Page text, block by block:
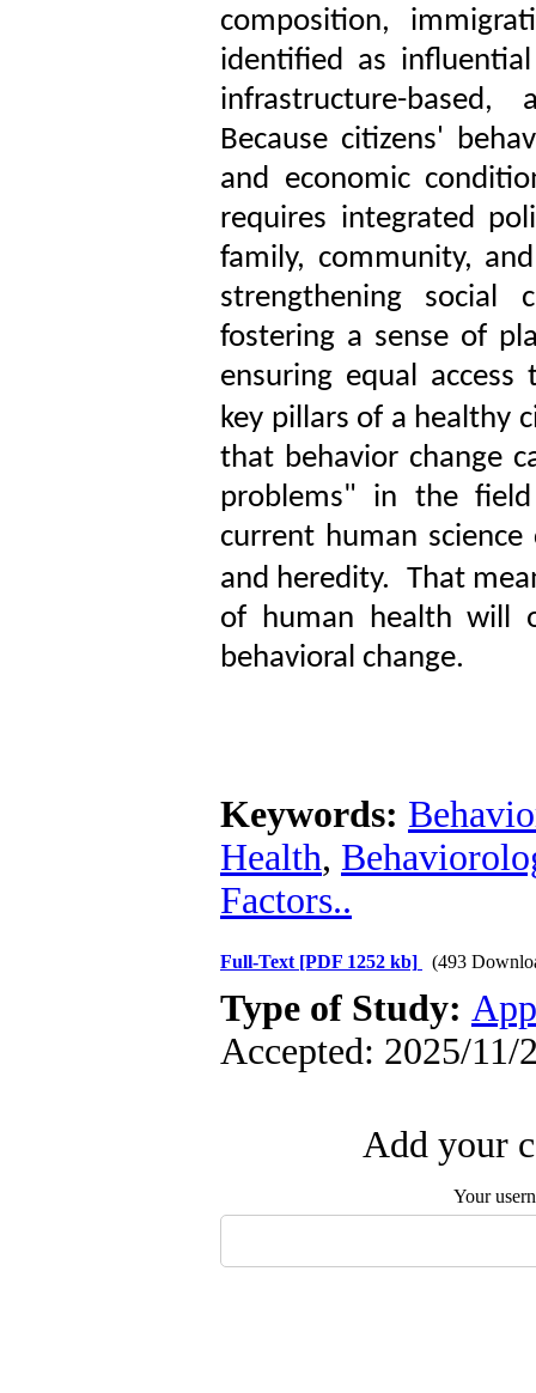
composition,
identified as
infrastructure-
Because citizens'
and economic
requires integrated
family, community,
strengthening social
fostering a sense of
ensuring equal access
key pillars of a healthy
that behavior change
problems" in the
current human
and heredity.
That
of human health will
behavioral change.
Keywords:
Health,
Factors..
Full-Text [PDF 1252 kb] (493
Type of Study:
Accepted: 2025/11/
Add your
Your